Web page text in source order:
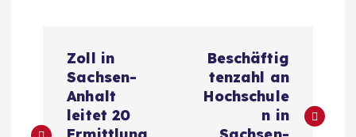
i
Zoll in
Sachsen-
Anhalt
leitet 20
Beschäftig
tenzahl an
Hochschule
n in